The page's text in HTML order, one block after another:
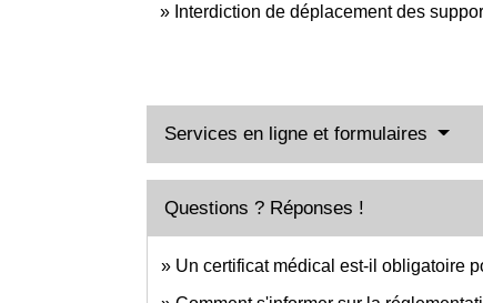
Interdiction de déplacement des
Services en ligne et formulaires
Questions ? Réponses !
Un certificat médical est-il obligatoire